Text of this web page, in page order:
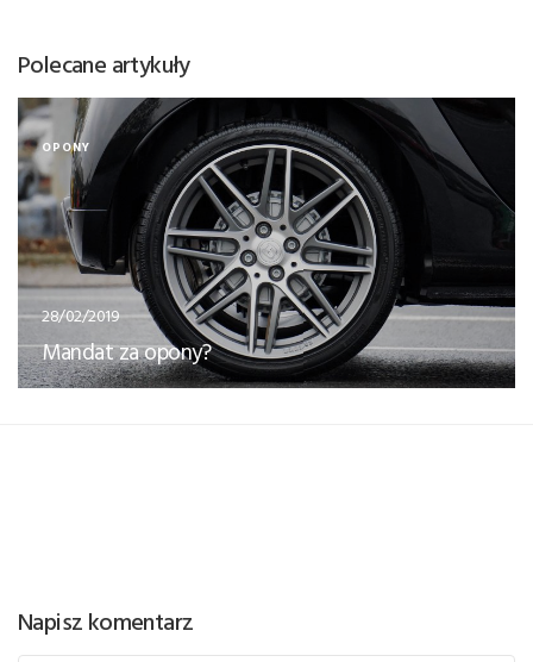
Polecane artykuły
OPONY
28/02/2019
Mandat za opony?
Napisz komentarz